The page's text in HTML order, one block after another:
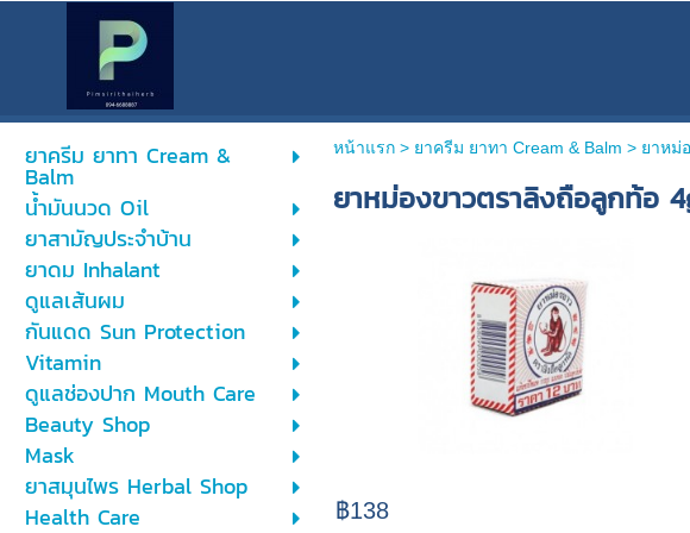
ยาครีม ยาทา Cream &
Balm
น้ำมันนวด Oil
ยาสามัญประจำบ้าน
ยาดม Inhalant
ดูแลเส้นผม
กันแดด Sun Protection
Vitamin
ดูแลช่องปาก Mouth Care
Beauty Shop
Mask
ยาสมุนไพร Herbal Shop
Health Care
หน้าแรก> ยาครีม ยาทา Cream & Balm > ยาหม่
ยาหม่องขาวตราลิงถือลูกท้อ
฿138